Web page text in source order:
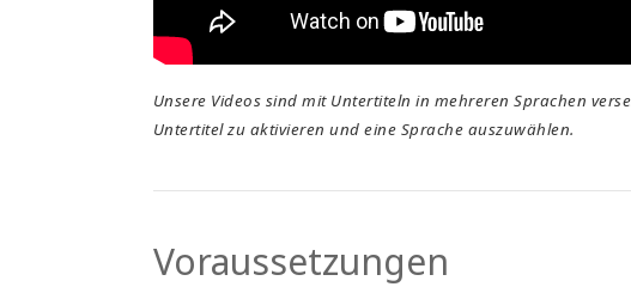
Unsere Videos sind mit Untertiteln in mehreren Sprachen
Untertitel zu aktivieren und eine Sprache auszuwählen.
Voraussetzungen